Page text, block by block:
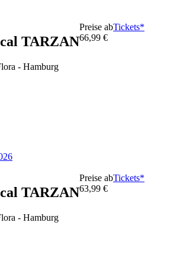
TARZAN
- Hamburg
Preise ab
66,99 €
Tickets*
TARZAN
- Hamburg
Preise ab
63,99 €
Tickets*